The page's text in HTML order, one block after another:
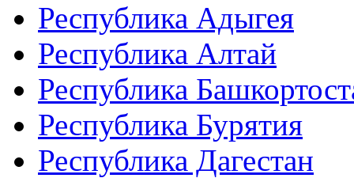
Республика Адыгея
Республика Алтай
Республика
Республика Бурятия
Республика Дагестан